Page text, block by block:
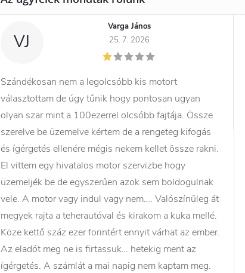
VJ
Varga János
25. 7. 2026
Szándékosan nem a legolcsóbb kis motort
választottam de úgy tűnik hogy pontosan ugyan
olyan szar mint a 100ezerrel olcsóbb fajtája. Össze
szerelve be üzemelve kértem de a rengeteg kifogás
és ígérgetés ellenére mégis nekem kellet össze rakni.
El vittem egy hivatalos motor szervizbe hogy
üzemeljék be de egyszerűen azok sem boldogulnak
vele. A motor vagy indul vagy nem…. Valószínűleg át
megyek rajta a teherautóval és kirakom a kuka mellé.
Köze kettő száz ezer forintért ennyit várhat az ember.
Az eladót meg ne is firtassuk… hetekig ment az
ígérgetés. A számlát a mai napig nem kaptam meg.